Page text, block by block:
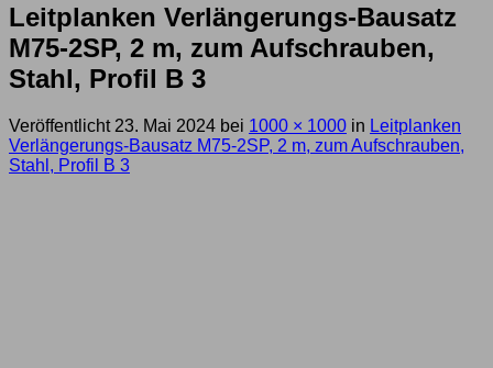
Leitplanken Verlängerungs-Bausatz
M75-2SP, 2 m, zum Aufschrauben,
Stahl, Profil B 3
Veröffentlicht 23. Mai 2024 bei 1000 × 1000 in Leitplanken
Verlängerungs-Bausatz M75-2SP, 2 m, zum Aufschrauben,
Stahl, Profil B 3